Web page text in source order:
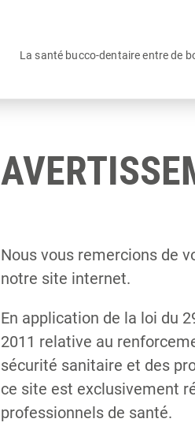
La santé bucco-dentaire entre de
Nous vous remercions de
notre site internet.
En application de la loi du
2011 relative au
sécurité sanitaire et des
ce site est exclusivement
professionnels de santé.